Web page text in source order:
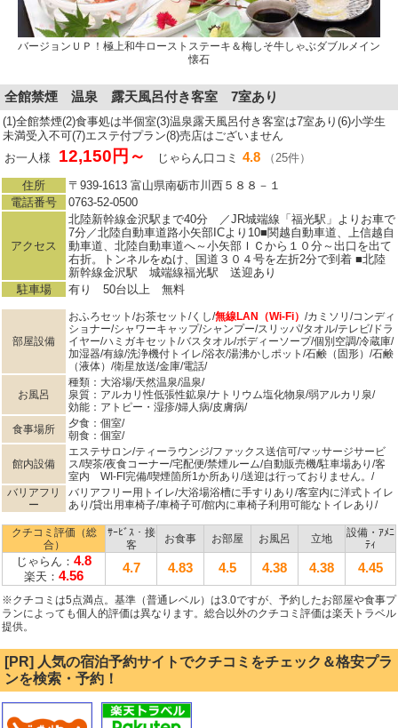
バージョンＵＰ！極上和牛ローストステーキ＆梅しそ牛しゃぶダブルメイン
懐石
全館禁煙 温泉 露天風呂付き客室 7室あり
(1)全館禁煙(2)食事処は半個室(3)温泉露天風呂付き客室は7室あり(6)小学生
未満受入不可(7)エステ付プラン(8)売店はございません
お一人様
12,150円～ じゃらん口コミ 4.8 （25件）
住所
〒939-1613 富山県南砺市川西５８８－１
電話番号
0763-52-0500
アクセス
北陸新幹線金沢駅まで40分 ／JR城端線「福光駅」よりお車で
7分／北陸自動車道路小矢部ICより10■関越自動車道、上信越自
動車道、北陸自動車道へ～小矢部ＩＣから１０分～出口を出て
右折。トンネルをぬけ、国道３０４号を左折2分で到着 ■北陸
新幹線金沢駅 城端線福光駅 送迎あり
駐車場
有り 50台以上 無料
部屋設備
おふろセット/お茶セット/くし/無線LAN（Wi-Fi） /カミソリ/コンディ
ショナー/シャワーキャップ/シャンプー/スリッパ/タオル/テレビ/ドラ
イヤー/ハミガキセット/バスタオル/ボディーソープ/個別空調/冷蔵庫/
加湿器/有線/洗浄機付トイレ/浴衣/湯沸かしポット/石鹸（固形）/石鹸
（液体）/衛星放送/金庫/電話/
お風呂
種類：大浴場/天然温泉/温泉/
泉質：アルカリ性低張性鉱泉/ナトリウム塩化物泉/弱アルカリ泉/
効能：アトピー・湿疹/婦人病/皮膚病/
食事場所
夕食：個室/
朝食：個室/
館内設備
エステサロン/ティーラウンジ/ファックス送信可/マッサージサービ
ス/喫茶/夜食コーナー/宅配便/禁煙ルーム/自動販売機/駐車場あり/客
室内 WI-FI完備/喫煙箇所1か所あり/送迎は行っておりません。/
バリアフリ
ー
バリアフリー用トイレ/大浴場浴槽に手すりあり/客室内に洋式トイレ
あり/貸出用車椅子/車椅子可/館内に車椅子利用可能なトイレあり/
クチコミ評価（総
合）
ｻｰﾋﾞｽ・接
客
お食事 お部屋 お風呂 立地
設備・ｱﾒﾆ
ﾃｨ
じゃらん： 4.8
楽天： 4.56
4.7 4.83 4.5 4.38 4.38 4.45
※クチコミは5点満点。基準（普通レベル）は3.0ですが、予約したお部屋や食事プ
ランによっても個人的評価は異なります。総合以外のクチコミ評価は楽天トラベル
提供。
[PR] 人気の宿泊予約サイトでクチコミをチェック＆格安プラ
ンを検索・予約！